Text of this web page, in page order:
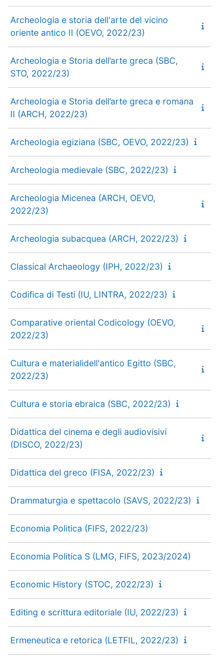
Archeologia e storia dell'arte del vicino
oriente antico II (OEVO, 2022/23)
Archeologia e Storia dell’arte greca (SBC,
STO, 2022/23)
Archeologia e Storia dell’arte greca e romana
II (ARCH, 2022/23)
Archeologia egiziana (SBC, OEVO, 2022/23)
Archeologia medievale (SBC, 2022/23)
Archeologia Micenea (ARCH, OEVO,
2022/23)
Archeologia subacquea (ARCH, 2022/23)
Classical Archaeology (IPH, 2022/23)
Codifica di Testi (IU, LINTRA, 2022/23)
Comparative oriental Codicology (OEVO,
2022/23)
Cultura e materialidell'antico Egitto (SBC,
2022/23)
Cultura e storia ebraica (SBC, 2022/23)
Didattica del cinema e degli audiovisivi
(DISCO, 2022/23)
Didattica del greco (FISA, 2022/23)
Drammaturgia e spettacolo (SAVS, 2022/23)
Economia Politica (FIFS, 2022/23)
Economia Politica S (LMG, FIFS, 2023/2024)
Economic History (STOC, 2022/23)
Editing e scrittura editoriale (IU, 2022/23)
Ermeneutica e retorica (LETFIL, 2022/23)